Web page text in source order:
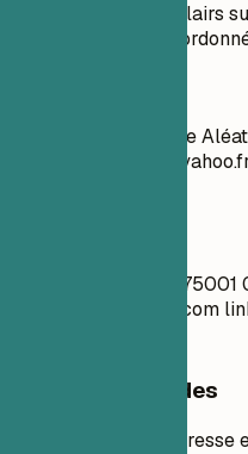
Voir des exemples clairs
efficacement les
Jean Dupont 123 Rue
Jean Dupont Paris,
jean.dupont@email.com
Conseils rapides
Utilisez une